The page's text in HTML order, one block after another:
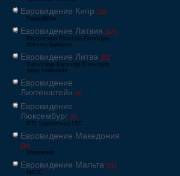
Евровидение Кипр [52]
Γιουροβίζιον
Евровидение Латвия [125]
Eirodziesma Eirovīzija Eirovīzijas
dziesmu konkurss
Евровидение Литва [65]
Eurovizijoje Eurovizija Eurovizijos
dainų konkursas
Евровидение
Лихтенштейн [6]
Евровидение
Люксембург [6]
RTL Luxembourg LSC
Евровидение Македония
[24]
Евровизија
Евровидение Мальта [51]
MESC